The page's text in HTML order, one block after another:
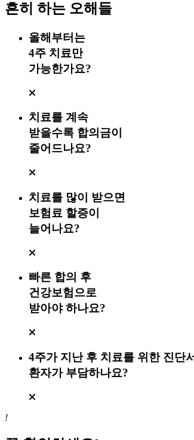
흔히 하는 오해들
올해부터는
4주 치료만
가능한가요?
치료를 계속
받을수록 합의금이
줄어드나요?
치료를 많이 받으면
보험료 할증이
늘어나요?
빠른 합의 후
건강보험으로
받아야 하나요?
4주가 지난 후 치료를 위한 진단
환자가 부담하나요?
!